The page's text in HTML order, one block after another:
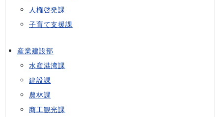
人権啓発課
子育て支援課
産業建設部
水産港湾課
建設課
農林課
商工観光課